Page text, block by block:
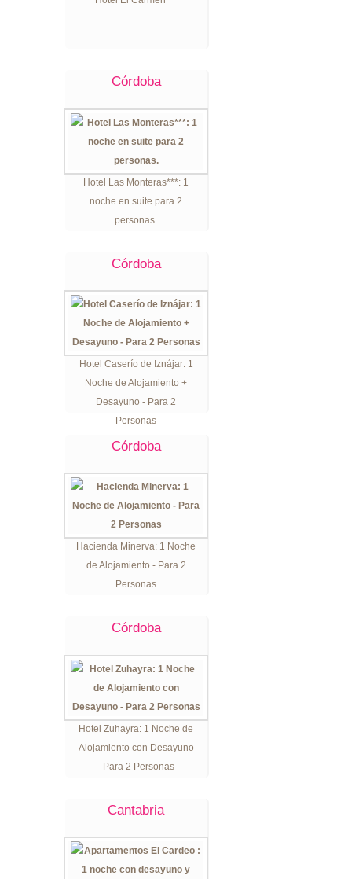
Córdoba
Hotel Las Monteras***: 1
noche en suite para 2
personas.
Córdoba
Hotel Caserío de Iznájar: 1
Noche de Alojamiento +
Desayuno - Para 2
Personas
Córdoba
Hacienda Minerva: 1 Noche
de Alojamiento - Para 2
Personas
Córdoba
Hotel Zuhayra: 1 Noche de
Alojamiento con Desayuno
- Para 2 Personas
Cantabria